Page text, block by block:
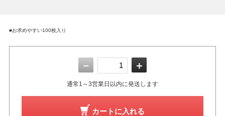
■お求めやすい100枚入り
－ ＋
通常1～3営業日以内に発送します
カートに入れる